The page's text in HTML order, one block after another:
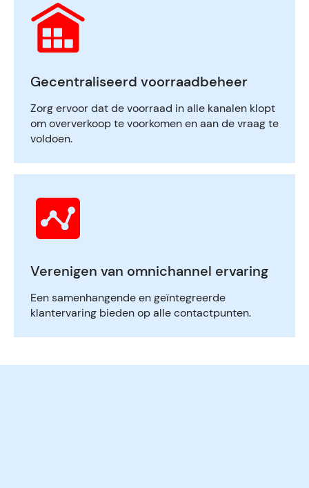
Gecentraliseerd voorraadbeheer
Zorg ervoor dat de voorraad in alle kanalen klopt
om oververkoop te voorkomen en aan de vraag te
voldoen.
Verenigen van omnichannel ervaring
Een samenhangende en geïntegreerde
klantervaring bieden op alle contactpunten.